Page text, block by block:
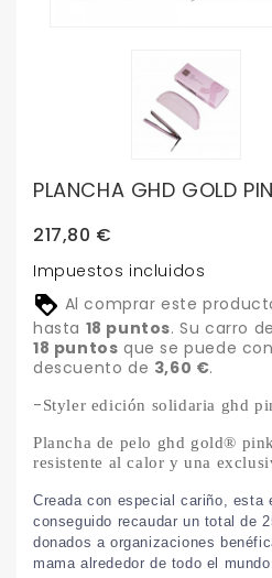
PLANCHA GHD GOLD
217,80 €
Impuestos incluidos
Al comprar este
hasta 18 puntos. Su carro
18 puntos que se puede
descuento de 3,60 €.
-Styler edición solidaria ghd
Plancha de pelo ghd gold®
resistente al calor y una
Creada con especial cariño, esta
conseguido recaudar un total de
donados a organizaciones
mama alrededor de todo el mundo.